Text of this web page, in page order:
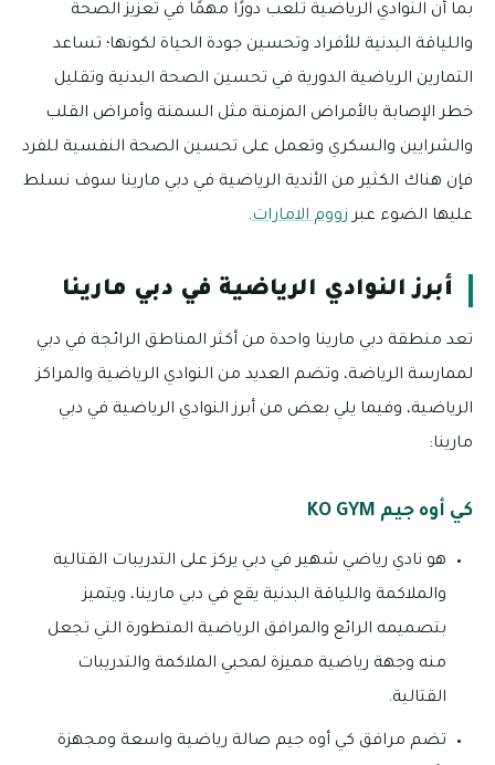
بما أن النوادي الرياضية تلعب دورًا مهمًا في تعزيز الصحة
واللياقة البدنية للأفراد وتحسين جودة الحياة لكونها؛ تساعد
التمارين الرياضية الدورية في تحسين الصحة البدنية وتقليل
خطر الإصابة بالأمراض المزمنة مثل السمنة وأمراض القلب
والشرايين والسكري وتعمل على تحسين الصحة النفسية للفرد
فإن هناك الكثير من الأندية الرياضية في دبي مارينا سوف نسلط
عليها الضوء عبر زووم الامارات.
أبرز النوادي الرياضية في دبي مارينا
تعد منطقة دبي مارينا واحدة من أكثر المناطق الرائجة في دبي
لممارسة الرياضة، وتضم العديد من النوادي الرياضية والمراكز
الرياضية، وفيما يلي بعض من أبرز النوادي الرياضية في دبي
مارينا:
كي أوه جيم KO GYM
هو نادي رياضي شهير في دبي يركز على التدريبات القتالية
والملاكمة واللياقة البدنية يقع في دبي مارينا، ويتميز
بتصميمه الرائع والمرافق الرياضية المتطورة التي تجعل
منه وجهة رياضية مميزة لمحبي الملاكمة والتدريبات
القتالية.
تضم مرافق كي أوه جيم صالة رياضية واسعة ومجهزة